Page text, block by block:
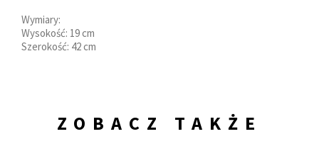
Wymiary:
Wysokość: 19 cm
Szerokość: 42 cm
ZOBACZ TAKŻE